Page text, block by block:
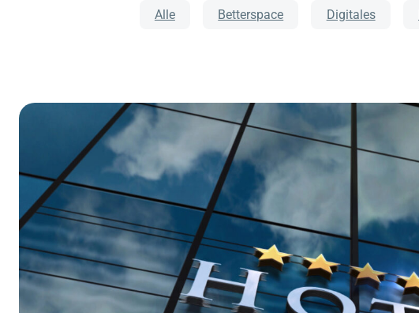
Alle Betterspace Digitales